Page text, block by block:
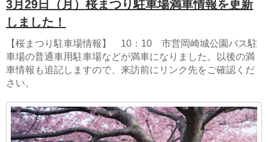
3月29日（月）桜まつり駐車場満車情報を更新
しました！
【桜まつり駐車場情報】 10：10 市営岡崎城公園バス駐
車場の普通車用駐車場などが満車になりました。以後の満
車情報も追記しますので、来訪前にリンク先をご確認くだ
さい。